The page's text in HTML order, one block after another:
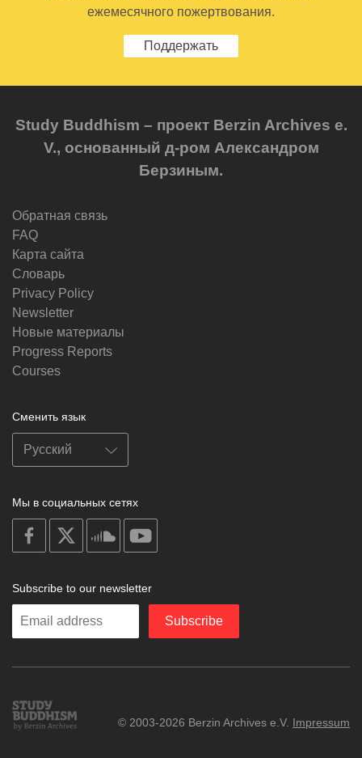
ежемесячного пожертвования.
Поддержать
Study Buddhism – проект Berzin Archives e.
V., основанный д-ром Александром
Берзиным.
Обратная связь
FAQ
Карта сайта
Словарь
Privacy Policy
Newsletter
Новые материалы
Progress Reports
Courses
Сменить язык
Мы в социальных сетях
on
facebook
soundcloud
Subscribe to our newsletter
Enter
Subscribe
Study
Buddhism
© 2003-2026 Berzin Archives e.V. Impressum